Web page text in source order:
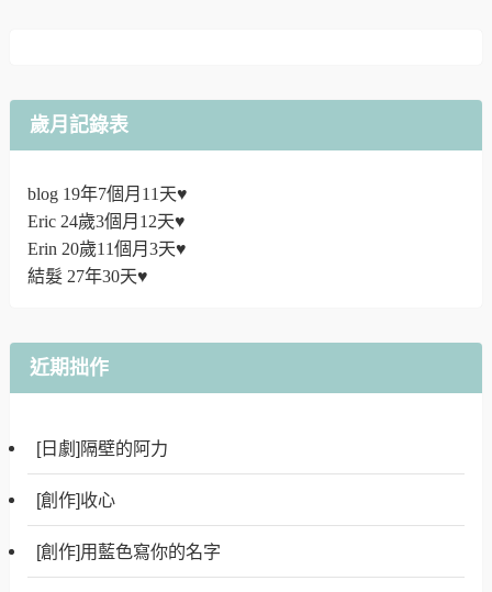
歲月記錄表
blog 19年7個月11天♥
Eric 24歲3個月12天♥
Erin 20歲11個月3天♥
結髮 27年30天♥
近期拙作
[日劇]隔壁的阿力
[創作]收心
[創作]用藍色寫你的名字